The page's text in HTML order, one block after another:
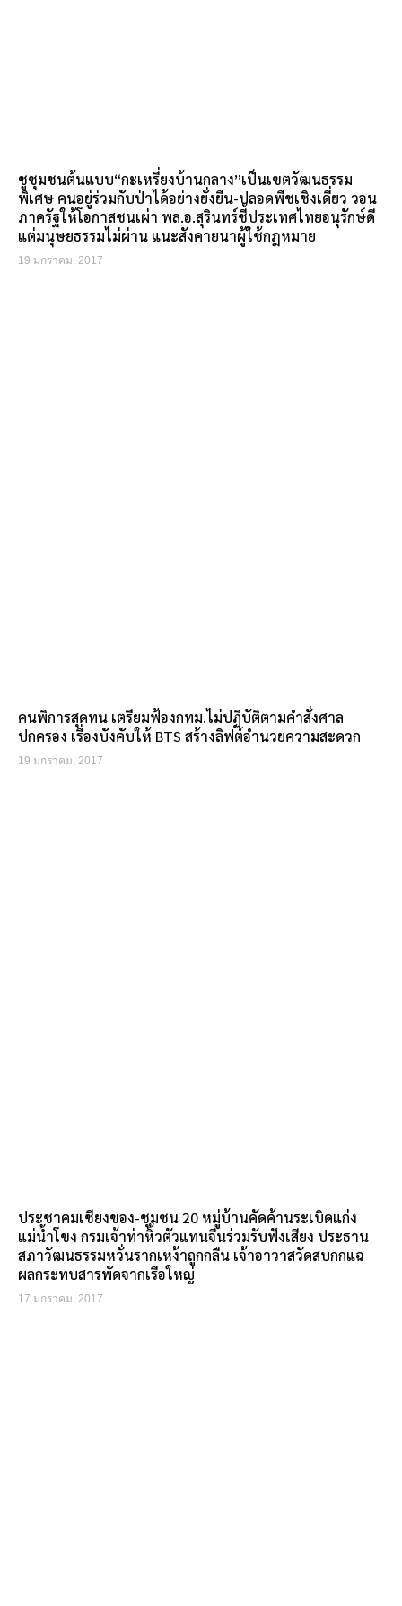
ชูชุมชนต้นแบบ“กะเหรี่ยงบ้านกลาง”เป็นเขตวัฒนธรรม
พิเศษ คนอยู่ร่วมกับป่าได้อย่างยั่งยืน-ปลอดพืชเชิงเดี่ยว วอน
ภาครัฐให้โอกาสชนเผ่า พล.อ.สุรินทร์ชี้ประเทศไทยอนุรักษ์ดี
แต่มนุษยธรรมไม่ผ่าน แนะสังคายนาผู้ใช้กฎหมาย
19 มกราคม, 2017
คนพิการสุดทน เตรียมฟ้องกทม.ไม่ปฏิบัติตามคำสั่งศาล
ปกครอง เรื่องบังคับให้ BTS สร้างลิฟต์อำนวยความสะดวก
19 มกราคม, 2017
ประชาคมเชียงของ-ชุมชน 20 หมู่บ้านคัดค้านระเบิดแก่ง
แม่น้ำโขง กรมเจ้าท่าหิ้วตัวแทนจีนร่วมรับฟังเสียง ประธาน
สภาวัฒนธรรมหวั่นรากเหง้าถูกกลืน เจ้าอาวาสวัดสบกกแฉ
ผลกระทบสารพัดจากเรือใหญ่
17 มกราคม, 2017